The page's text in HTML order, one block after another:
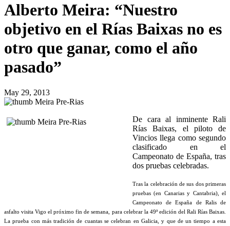
Alberto Meira: “Nuestro
objetivo en el Rías Baixas no es
otro que ganar, como el año
pasado”
May 29, 2013
De cara al inminente Rali
Rías Baixas, el piloto de
Vincios llega como segundo
clasificado en el
Campeonato de España, tras
dos pruebas celebradas.
Tras la celebración de sus dos primeras
pruebas (en Canarias y Cantabria), el
Campeonato de España de Ralis de
asfalto visita Vigo el próximo fin de semana, para celebrar la 49ª edición del Rali Rías Baixas.
La prueba con más tradición de cuantas se celebran en Galicia, y que de un tiempo a esta